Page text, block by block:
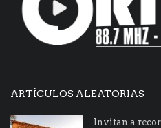
ARTÍCULOS ALEATORIAS
Invitan a